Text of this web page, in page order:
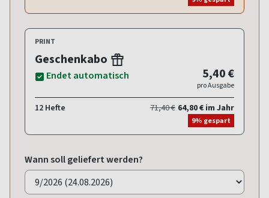
PRINT
Geschenkabo
Endet automatisch 5,40 €
pro Ausgabe
12 Hefte 71,40 € 64,80 € im Jahr
9% gespart
Wann soll geliefert werden?